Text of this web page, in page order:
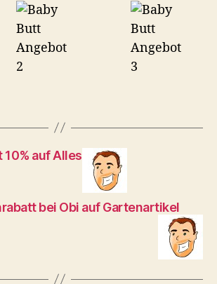
10% auf Alles
bei Obi auf Gartenartikel